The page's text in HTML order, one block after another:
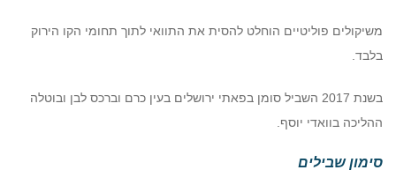
משיקולים פוליטיים הוחלט להסית את התוואי לתוך תחומי הקו הירוק
בלבד.
בשנת 2017 השביל סומן בפאתי ירושלים בעין כרם וברכס לבן ובוטלה
ההליכה בוואדי יוסף.
סימון שבילים